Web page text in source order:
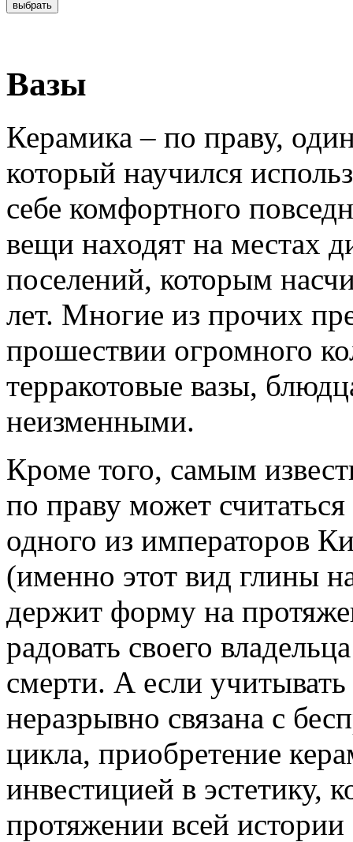
Вазы
Керамика – по праву,
который научился
себе комфортного
вещи находят на местах
поселений, которым
лет. Многие из прочих
прошествии огромного
терракотовые вазы,
неизменными.
Кроме того, самым
по праву может
одного из императоров
(именно этот вид глины
держит форму на
радовать своего
смерти. А если
неразрывно связана с
цикла, приобретение
инвестицией в эстетику,
протяжении всей